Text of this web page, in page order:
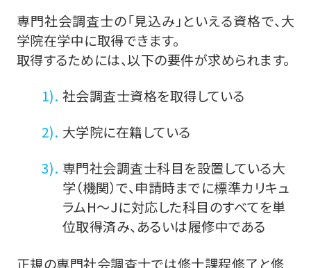
専門社会調査士の「見込み」といえる資格で、大
学院在学中に取得できます。
取得するためには、以下の要件が求められます。
社会調査士資格を取得している
大学院に在籍している
専門社会調査士科目を設置している大
学（機関）で、申請時までに標準カリキュ
ラムH～Jに対応した科目のすべてを単
位取得済み、あるいは履修中である
正規の専門社会調査士では修士課程修了と修